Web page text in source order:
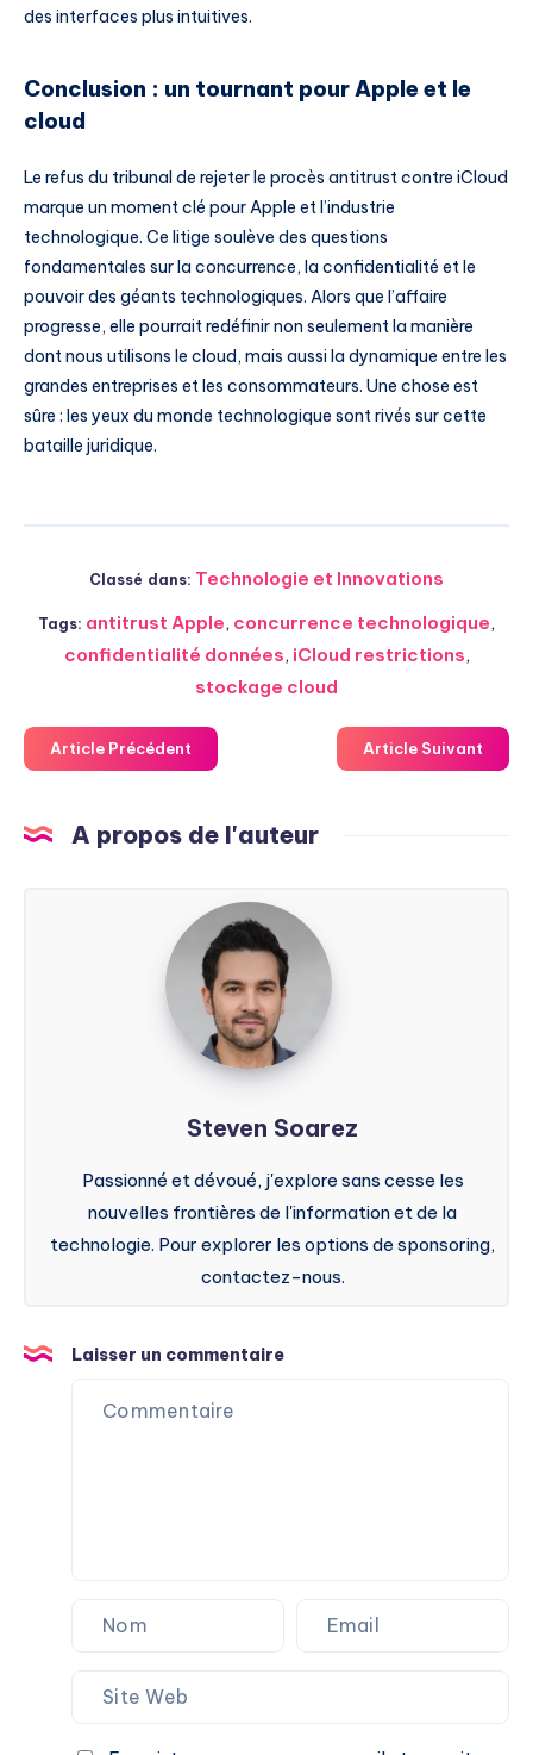
des interfaces plus intuitives.
Conclusion : un tournant pour Apple et le
cloud
Le refus du tribunal de rejeter le procès antitrust contre iCloud
marque un moment clé pour Apple et l’industrie
technologique. Ce litige soulève des questions
fondamentales sur la concurrence, la confidentialité et le
pouvoir des géants technologiques. Alors que l’affaire
progresse, elle pourrait redéfinir non seulement la manière
dont nous utilisons le cloud, mais aussi la dynamique entre les
grandes entreprises et les consommateurs. Une chose est
sûre : les yeux du monde technologique sont rivés sur cette
bataille juridique.
Classé dans: Technologie et Innovations
Tags: antitrust Apple, concurrence technologique,
confidentialité données, iCloud restrictions,
stockage cloud
Article Précédent Article Suivant
A propos de l'auteur
Steven
Soarez
Steven Soarez
Passionné et dévoué, j'explore sans cesse les
nouvelles frontières de l'information et de la
technologie. Pour explorer les options de sponsoring,
contactez-nous.
Laisser un commentaire